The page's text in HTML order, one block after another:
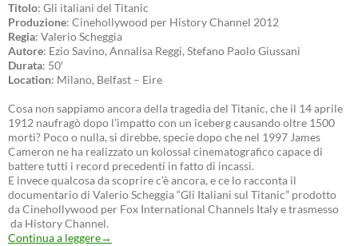
Titolo: Gli italiani del Titanic
Produzione: Cinehollywood per History Channel 2012
Regia: Valerio Scheggia
Autore: Ezio Savino, Annalisa Reggi, Stefano Paolo Giussani
Durata: 50′
Location: Milano, Belfast – Eire
Cosa non sappiamo ancora della tragedia del Titanic, che il 14 aprile
1912 naufragò dopo l’impatto con un iceberg causando oltre 1500
morti? Poco o nulla, si direbbe, specie dopo che nel 1997 James
Cameron ne ha realizzato un kolossal cinematografico capace di
battere tutti i record precedenti in fatto di incassi.
E invece qualcosa da scoprire c’è ancora, e ce lo racconta il
documentario di Valerio Scheggia “Gli Italiani sul Titanic” prodotto
da Cinehollywood per Fox International Channels Italy e trasmesso
da History Channel.
Continua a leggere→